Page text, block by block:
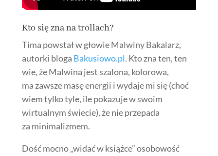
Kto się zna na trollach?
Tima powstał w głowie Malwiny Bakalarz,
autorki bloga Bakusiowo.pl. Kto zna ten, ten
wie, że Malwina jest szalona, kolorowa,
ma zawsze masę energii i wydaje mi się (choć
wiem tylko tyle, ile pokazuje w swoim
wirtualnym świecie), że nie przepada
za minimalizmem.
Dość mocno „widać w książce” osobowość